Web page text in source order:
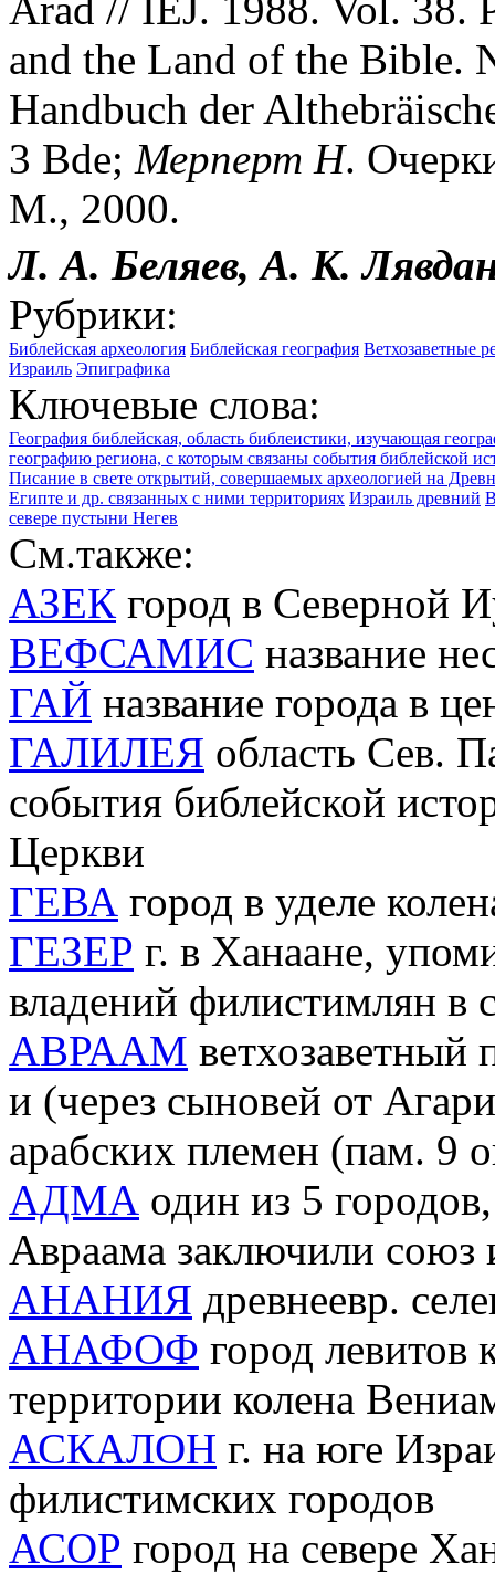
Arad // IEJ. 1988. Vol. 38.
and the Land of the Bible.
Handbuch der
3 Bde; Мерперт Н.
М., 2000.
Л. А. Беляев, А. К.
Рубрики:
Библейская археология Библейская география Ветхозаветные
Израиль Эпиграфика
Ключевые слова:
География библейская, область библеистики, изучающая
географию региона, с которым связаны события библейской
Писание в свете открытий, совершаемых археологией на
Египте и др. связанных с ними территориях Израиль древний
севере пустыни Негев
См.также:
АЗЕК город в Северной
ВЕФСАМИС название
ГАЙ название города в
ГАЛИЛЕЯ область Сев.
события библейской
Церкви
ГЕВА город в уделе
ГЕЗЕР г. в Ханаане,
владений филистимлян в
АВРААМ ветхозаветный
и (через сыновей от
арабских племен (пам. 9
АДМА один из 5
Авраама заключили союз
АНАНИЯ древнеевр.
АНАФОФ город левитов
территории колена
АСКАЛОН г. на юге
филистимских городов
АСОР город на севере